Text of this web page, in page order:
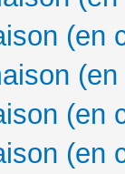
(en
(en
(en